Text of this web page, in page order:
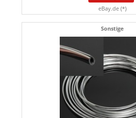
eBay.de (*)
Sonstige